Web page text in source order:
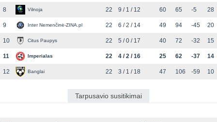
8 Vilnoja 22 9 / 1 / 12 60 65 -5 28
9 Inter Nemenčinė-ZINA.pl 22 6 / 2 / 14 49 94 -45 20
10 Citus Paupys 22 5 / 0 / 17 40 72 -32 15
11 Imperialas 22 4 / 2 / 16 25 62 -37 14
12 Banglai 22 3 / 1 / 18 47 106 -59 10
Tarpusavio susitikimai